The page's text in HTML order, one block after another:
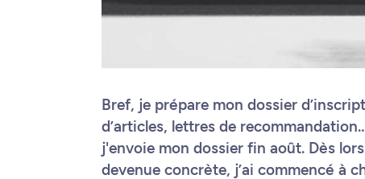
Bref, je prépare mon dossier
d’articles, lettres de
j'envoie mon dossier fin août. Dès
devenue concrète, j’ai commencé à